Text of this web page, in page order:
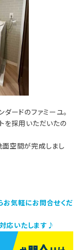
ードのファミーユ。
を採用いただいたの
空間が完成しまし
お気軽にお問合せくだ
応いたします♪